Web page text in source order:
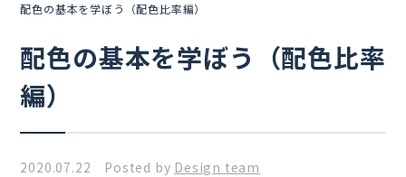
配色の基本を学ぼう（配色比率編）
配色の基本を学ぼう（配色比率
編）
2020.07.22 Posted by Design team